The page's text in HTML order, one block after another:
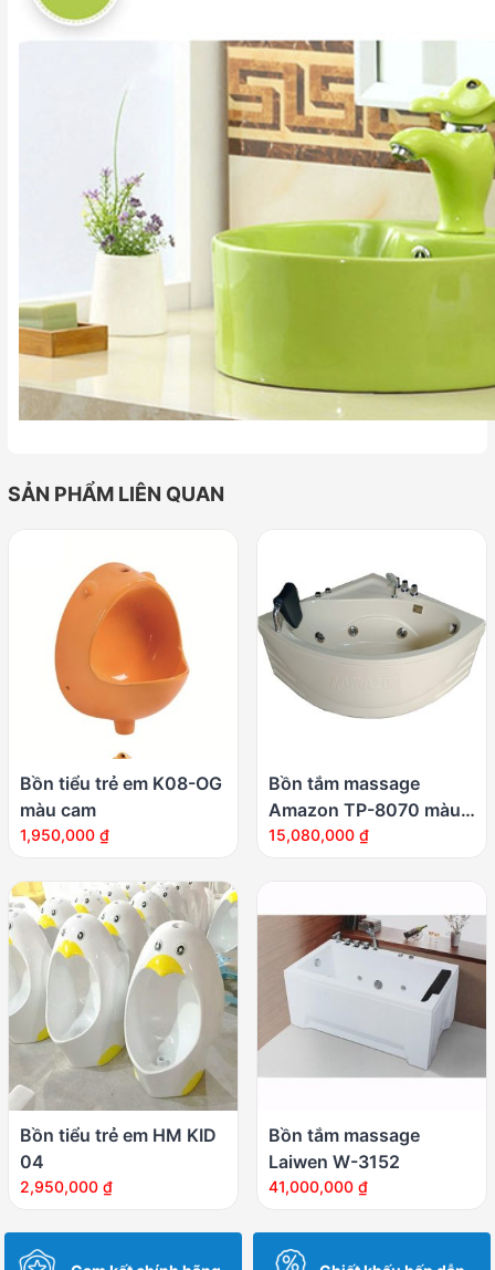
SẢN PHẨM LIÊN QUAN
Bồn tiểu trẻ em K08-OG
màu cam
1,950,000 ₫
Bồn tắm massage
Amazon TP-8070 màu
kem
15,080,000 ₫
Bồn tiểu trẻ em HM KID
04
2,950,000 ₫
Bồn tắm massage
Laiwen W-3152
41,000,000 ₫